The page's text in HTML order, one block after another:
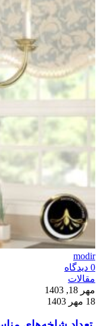
modir
0 دیدگاه
مقالات
مهر 18, 1403
18 مهر 1403